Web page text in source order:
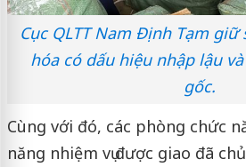
Cục QLTT Nam Định Tạm
hóa có dấu hiệu nhập lậu
gốc.
Cùng với đó, các phòng chức
năng nhiệm vụ được giao đã